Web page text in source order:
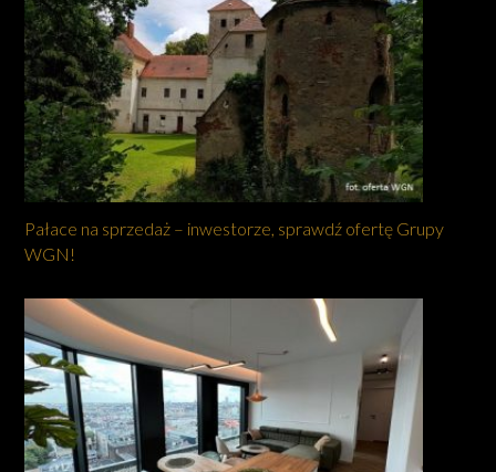
Pałace na sprzedaż – inwestorze, sprawdź ofertę Grupy
WGN!